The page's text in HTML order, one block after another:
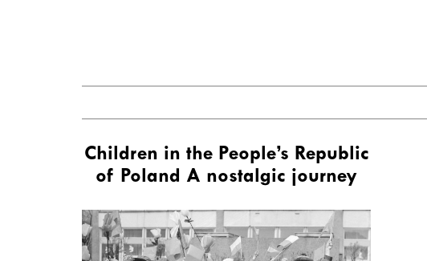
Children in the People’s Republic
of Poland A nostalgic journey